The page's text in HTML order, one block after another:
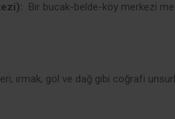
Bir bucak-belde-köy merkezi
ırmak, göl ve dağ gibi coğrafi